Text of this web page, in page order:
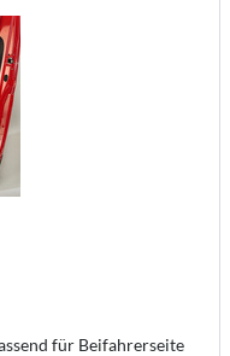
für Beifahrerseite